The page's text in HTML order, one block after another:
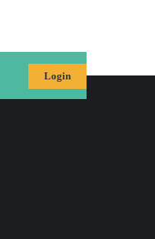
Login